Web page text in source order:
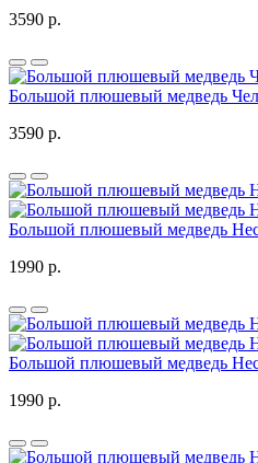
3590 р.
Большой плюшевый медведь
3590 р.
Большой плюшевый медведь
1990 р.
Большой плюшевый медведь
1990 р.